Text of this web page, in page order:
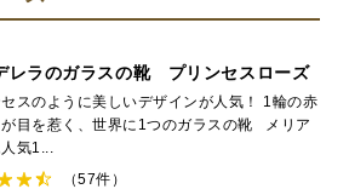
レラのガラスの靴 プリンセスローズ
スのように美しいデザインが人気！ 1輪の赤
が目を惹く、世界に1つのガラスの靴 メリア
気1...
（57件）